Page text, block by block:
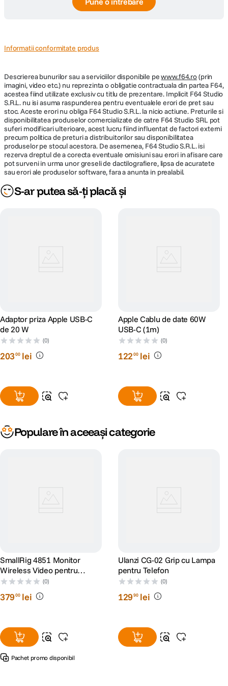
Informatii conformitate produs
Descrierea bunurilor sau a serviciilor disponibile pewww.f64.ro(prin
imagini, video etc.) nu reprezinta o obligatie contractuala din partea F64,
acestea fiind utilizate exclusiv cu titlu de prezentare. Implicit F64 Studio
S.R.L. nu isi asuma raspunderea pentru eventualele erori de pret sau
stoc. Aceste erori nu obliga F64 Studio S.R.L. la nicio actiune. Preturile si
disponibilitatea produselor comercializate de catre F64 Studio SRL pot
suferi modificari ulterioare, acest lucru fiind influentat de factori externi
precum politica de preturi a distribuitorilor sau disponibilitatea
produselor pe stocul acestora. De asemenea, F64 Studio S.R.L. isi
rezerva dreptul de a corecta eventuale omisiuni sau erori in afisare care
pot surveni in urma unor greseli de dactilografiere, lipsa de acuratete
sau erori ale produselor software, fara a anunta in prealabil.
S-ar putea să-ți placă și
Adaptor priza Apple USB-C
de 20 W
(0)
20300 lei
Apple Cablu de date 60W
USB-C (1m)
(0)
12200 lei
Populare în aceeași categorie
SmallRig 4851 Monitor
Wireless Video pentru
Phone Vlog Kit
(0)
37900 lei
Pachet promo disponibil
Ulanzi CG-02 Grip cu Lampa
pentru Telefon
(0)
12990 lei